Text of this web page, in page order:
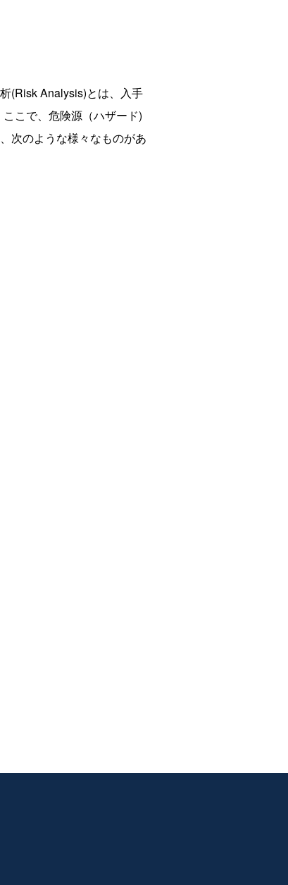
(Risk Analysis)とは、入手
こで、危険源（ハザード)
次のような様々なものがあ